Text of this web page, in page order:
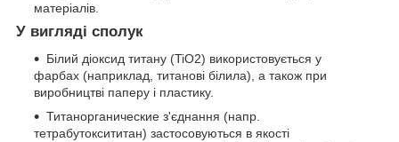
матеріалів.
У вигляді сполук
Білий діоксид титану (TiO2) використовується у
фарбах (наприклад, титанові білила), а також при
виробництві паперу і пластику.
Титанорганические з'єднання (напр.
тетрабутоксититан) застосовуються в якості